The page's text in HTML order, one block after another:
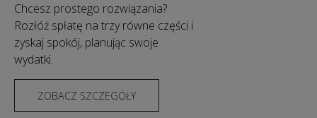
Chcesz prostego rozwiązania?
Rozłóż spłatę na trzy równe części i
zyskaj spokój, planując swoje
wydatki.
ZOBACZ SZCZEGÓŁY